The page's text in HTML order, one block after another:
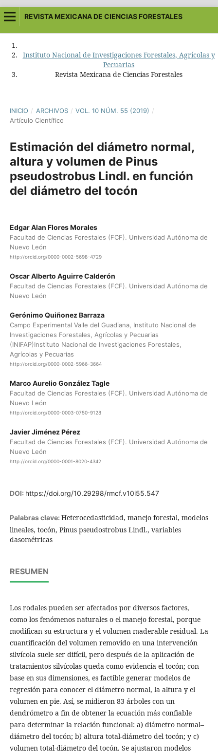
REVISTA MEXICANA DE CIENCIAS FORESTALES
Instituto Nacional de Investigaciones Forestales, Agrícolas y
Pecuarias
Revista Mexicana de Ciencias Forestales
INICIO / ARCHIVOS / VOL. 10 NÚM. 55 (2019) /
Artículo Científico
Estimación del diámetro normal,
altura y volumen de Pinus
pseudostrobus Lindl. en función
del diámetro del tocón
Edgar Alan Flores Morales
Facultad de Ciencias Forestales (FCF). Universidad Autónoma de
Nuevo León
http://orcid.org/0000-0002-5698-4729
Oscar Alberto Aguirre Calderón
Facultad de Ciencias Forestales (FCF). Universidad Autónoma de
Nuevo León
Gerónimo Quiñonez Barraza
Campo Experimental Valle del Guadiana, Instituto Nacional de
Investigaciones Forestales, Agrícolas y Pecuarias
(INIFAP)Instituto Nacional de Investigaciones Forestales,
Agrícolas y Pecuarias
http://orcid.org/0000-0002-5966-3664
Marco Aurelio González Tagle
Facultad de Ciencias Forestales (FCF). Universidad Autónoma de
Nuevo León
http://orcid.org/0000-0003-0750-9128
Javier Jiménez Pérez
Facultad de Ciencias Forestales (FCF). Universidad Autónoma de
Nuevo León
http://orcid.org/0000-0001-8020-4342
DOI: https://doi.org/10.29298/rmcf.v10i55.547
Palabras clave: Heterocedasticidad, manejo forestal, modelos
lineales, tocón, Pinus pseudostrobus Lindl., variables
dasométricas
RESUMEN
Los rodales pueden ser afectados por diversos factores,
como los fenómenos naturales o el manejo forestal, porque
modifican su estructura y el volumen maderable residual. La
cuantificación del volumen removido en una intervención
silvícola suele ser difícil, pero después de la aplicación de
tratamientos silvícolas queda como evidencia el tocón; con
base en sus dimensiones, es factible generar modelos de
regresión para conocer el diámetro normal, la altura y el
volumen en pie. Así, se midieron 83 árboles con un
dendrómetro a fin de obtener la ecuación más confiable
para determinar la relación funcional: a) diámetro normal–
diámetro del tocón; b) altura total-diámetro del tocón; y c)
volumen total-diámetro del tocón. Se ajustaron modelos